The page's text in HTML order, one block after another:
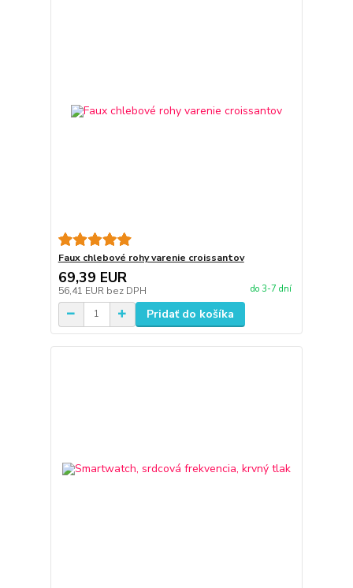
Faux chlebové rohy varenie croissantov
69,39 EUR
56,41 EUR bez DPH do 3-7 dní
Pridať do košíka